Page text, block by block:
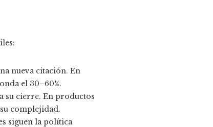
nueva citación. En
el 30–60%.
su cierre. En productos
complejidad.
siguen la política